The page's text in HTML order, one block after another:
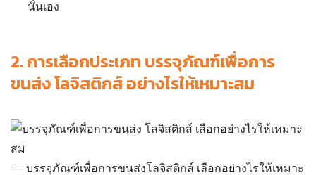
นั่นเอง
2. การเลือกประเภท บรรจุภัณฑ์เพื่อการ
ขนส่ง โลจิสติกส์ อย่างไรให้เหมาะสม
บรรจุภัณฑ์เพื่อการขนส่งโลจิสติกส์ เลือกอย่างไรให้เหมาะ